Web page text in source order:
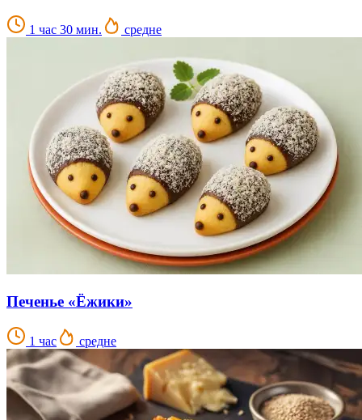
1 час 30 мин. средне
Печенье «Ёжики»
1 час средне